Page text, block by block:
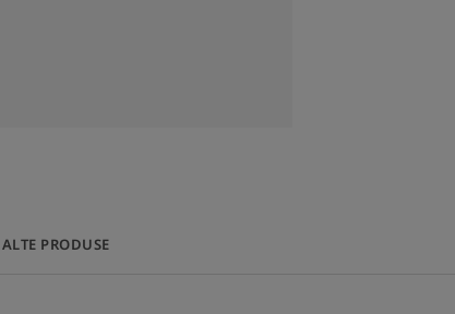
Curăță delicat
fără a irita
decât un
PRODUSE